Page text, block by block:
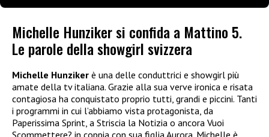
Michelle Hunziker si confida a Mattino 5.
Le parole della showgirl svizzera
Michelle Hunziker è una delle conduttrici e showgirl più
amate della tv italiana. Grazie alla sua verve ironica e risata
contagiosa ha conquistato proprio tutti, grandi e piccini. Tanti
i programmi in cui l’abbiamo vista protagonista, da
Paperissima Sprint, a Striscia la Notizia o ancora Vuoi